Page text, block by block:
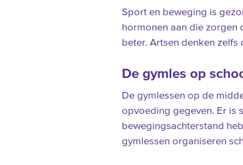
Sport en beweging is
hormonen aan die zorgen
beter. Artsen denken
De gymles op
De gymlessen op de
opvoeding gegeven. Er is
bewegingsachterstand
gymlessen organiseren